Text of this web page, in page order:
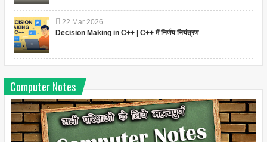
22 Mar 2026
Decision Making in C++ | C++ में निर्णय नियंत्रण
Computer Notes